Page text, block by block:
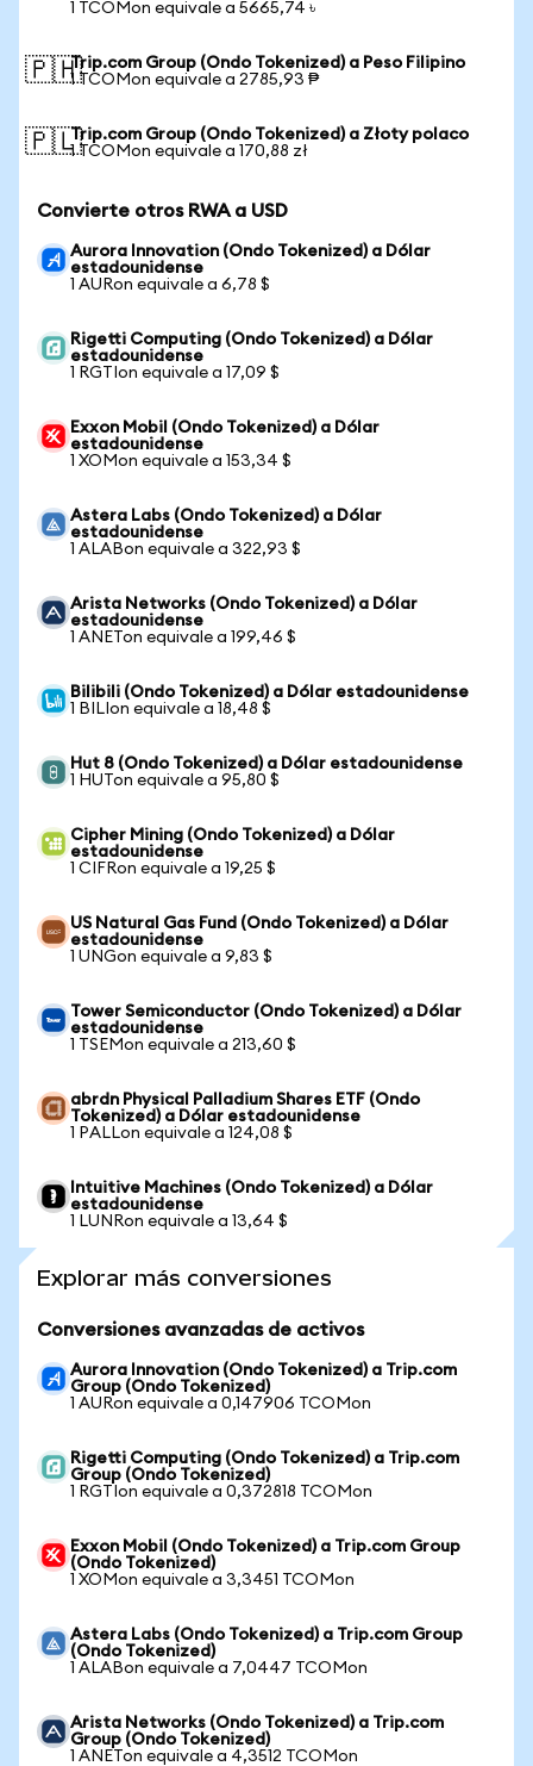
1 TCOMon equivale a 5665,74 ৳
🇵🇭Trip.com Group (Ondo Tokenized) a Peso Filipino
1 TCOMon equivale a 2785,93 ₱
🇵🇱Trip.com Group (Ondo Tokenized) a Złoty polaco
1 TCOMon equivale a 170,88 zł
Convierte otros RWA a USD
Aurora Innovation (Ondo Tokenized) a Dólar
estadounidense
1 AURon equivale a 6,78 $
Rigetti Computing (Ondo Tokenized) a Dólar
estadounidense
1 RGTIon equivale a 17,09 $
Exxon Mobil (Ondo Tokenized) a Dólar
estadounidense
1 XOMon equivale a 153,34 $
Astera Labs (Ondo Tokenized) a Dólar
estadounidense
1 ALABon equivale a 322,93 $
Arista Networks (Ondo Tokenized) a Dólar
estadounidense
1 ANETon equivale a 199,46 $
Bilibili (Ondo Tokenized) a Dólar estadounidense
1 BILIon equivale a 18,48 $
Hut 8 (Ondo Tokenized) a Dólar estadounidense
1 HUTon equivale a 95,80 $
Cipher Mining (Ondo Tokenized) a Dólar
estadounidense
1 CIFRon equivale a 19,25 $
US Natural Gas Fund (Ondo Tokenized) a Dólar
estadounidense
1 UNGon equivale a 9,83 $
Tower Semiconductor (Ondo Tokenized) a Dólar
estadounidense
1 TSEMon equivale a 213,60 $
abrdn Physical Palladium Shares ETF (Ondo
Tokenized) a Dólar estadounidense
1 PALLon equivale a 124,08 $
Intuitive Machines (Ondo Tokenized) a Dólar
estadounidense
1 LUNRon equivale a 13,64 $
Explorar más conversiones
Conversiones avanzadas de activos
Aurora Innovation (Ondo Tokenized) a Trip.com
Group (Ondo Tokenized)
1 AURon equivale a 0,147906 TCOMon
Rigetti Computing (Ondo Tokenized) a Trip.com
Group (Ondo Tokenized)
1 RGTIon equivale a 0,372818 TCOMon
Exxon Mobil (Ondo Tokenized) a Trip.com Group
(Ondo Tokenized)
1 XOMon equivale a 3,3451 TCOMon
Astera Labs (Ondo Tokenized) a Trip.com Group
(Ondo Tokenized)
1 ALABon equivale a 7,0447 TCOMon
Arista Networks (Ondo Tokenized) a Trip.com
Group (Ondo Tokenized)
1 ANETon equivale a 4,3512 TCOMon